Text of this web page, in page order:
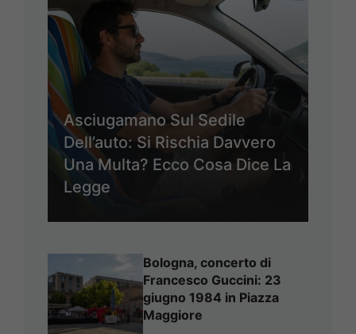
Asciugamano Sul Sedile
Dell’auto: Si Rischia Davvero
Una Multa? Ecco Cosa Dice La
Legge
Bologna, concerto di
Francesco Guccini: 23
giugno 1984 in Piazza
Maggiore